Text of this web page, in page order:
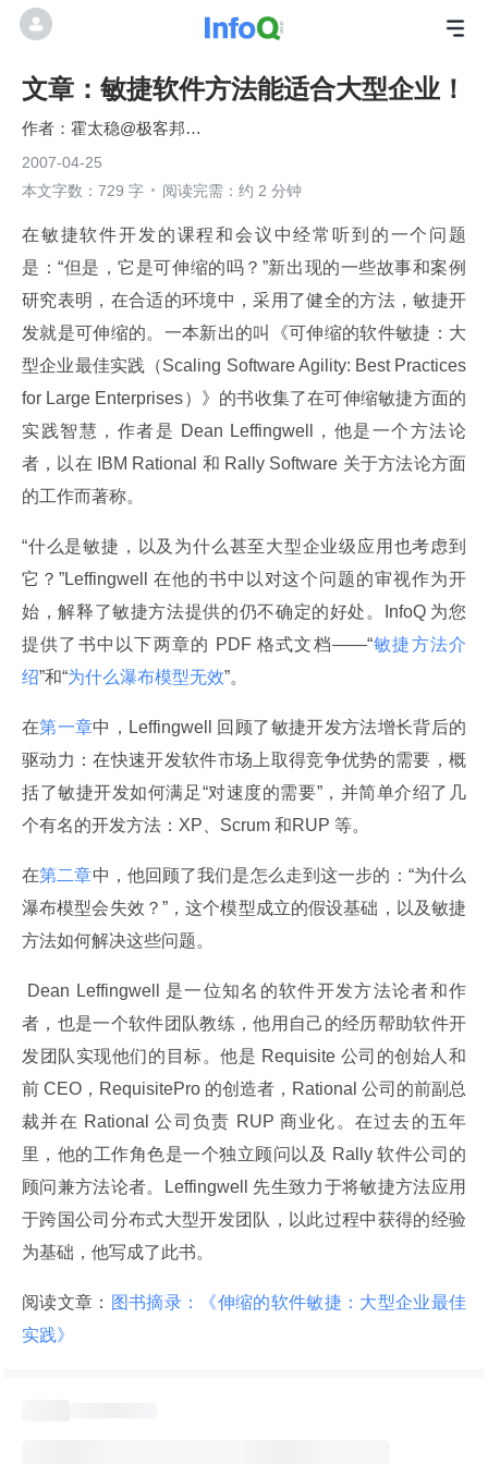
文章：敏捷软件方法能适合大型企业！
霍太稳@极客邦科技
2007-04-25
本文字数：729 字
阅读完需：约 2 分钟
在敏捷软件开发的课程和会议中经常听到的一个问题
是：“但是，它是可伸缩的吗？”新出现的一些故事和案例
研究表明，在合适的环境中，采用了健全的方法，敏捷开
发就是可伸缩的。一本新出的叫《可伸缩的软件敏捷：大
型企业最佳实践（Scaling Software Agility: Best Practices
for Large Enterprises）》的书收集了在可伸缩敏捷方面的
实践智慧，作者是 Dean Leffingwell，他是一个方法论
者，以在 IBM Rational 和 Rally Software 关于方法论方面
的工作而著称。
“什么是敏捷，以及为什么甚至大型企业级应用也考虑到
它？”Leffingwell 在他的书中以对这个问题的审视作为开
始，解释了敏捷方法提供的仍不确定的好处。InfoQ 为您
提供了书中以下两章的 PDF 格式文档——“敏捷方法介
绍”和“为什么瀑布模型无效”。
在第一章中，Leffingwell 回顾了敏捷开发方法增长背后的
驱动力：在快速开发软件市场上取得竞争优势的需要，概
括了敏捷开发如何满足“对速度的需要”，并简单介绍了几
个有名的开发方法：XP、Scrum 和RUP 等。
在第二章中，他回顾了我们是怎么走到这一步的：“为什么
瀑布模型会失效？”，这个模型成立的假设基础，以及敏捷
方法如何解决这些问题。
者，也是一个软件团队教练，他用自己的经历帮助软件开
发团队实现他们的目标。他是 Requisite 公司的创始人和
前 CEO，RequisitePro 的创造者，Rational 公司的前副总
裁并在 Rational 公司负责 RUP 商业化。在过去的五年
里，他的工作角色是一个独立顾问以及 Rally 软件公司的
顾问兼方法论者。Leffingwell 先生致力于将敏捷方法应用
于跨国公司分布式大型开发团队，以此过程中获得的经验
为基础，他写成了此书。
阅读文章： 图书摘录：《伸缩的软件敏捷：大型企业最佳
实践》